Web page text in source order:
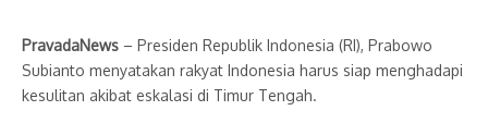
PravadaNews – Presiden Republik Indonesia (RI), Prabowo
Subianto menyatakan rakyat Indonesia harus siap menghadapi
kesulitan akibat eskalasi di Timur Tengah.